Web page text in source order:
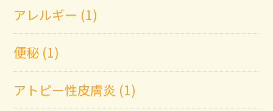
アレルギー (1)
便秘 (1)
アトピー性皮膚炎 (1)